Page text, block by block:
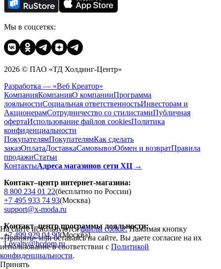
Мы в соцсетях:
2026 © ПАО «ТД Холдинг-Центр»
Разработка — «Веб Креатор»
КомпанияКомпанияО компанииПрограмма
лояльностиСоциальная ответственностьИнвесторам и
АкционерамСотрудничество со стилистамиПубличная
офертаИспользование файлов cookiesПолитика
конфиденциальности
ПокупателямПокупателямКак сделать
заказОплатаДоставкаCамовывозОбмен и возвратПравила
продажиСтатьи
КонтактыАдреса магазинов сети ХЦ →
Контакт–центр интернет-магазина:
8 800 234 01 22(бесплатно по России)
+7 495 933 74 93(Москва)
support@x-moda.ru
Контакт–центр программы лояльности:
+7 499 929 04 90(Москва)
Loyalty@hcdom.ru
На сайте используютсяфайлы cookie.Нажимая кнопку
«Принять» или оставаясь на сайте, Вы даете согласие на их
использование в соответствии с Политикой
конфиденциальности.
Принять